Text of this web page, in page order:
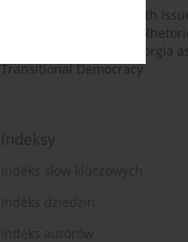
The Politicisation of Youth
Programmes: Symbolic
Priority? The Case of Georgia
Transitional Democracy
Indeksy
Indeks słów kluczowych
Indeks dziedzin
Indeks autorów